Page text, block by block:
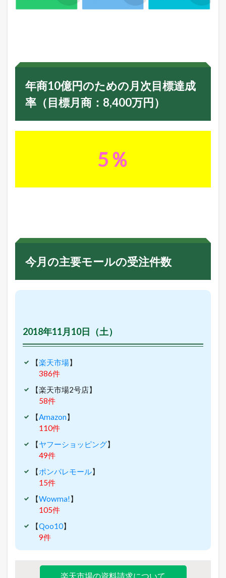
年商10億円のための月次目標達成
率（目標月商：8,400万円）
5％
今月の主要モールの受注件数
2018年11月10日（土）
【楽天市場】
386件
【楽天市場2号店】
58件
【Amazon】
110件
【ヤフーショッピング】
49件
【ポンパレモール】
15件
【Wowma!】
105件
【Qoo10】
9件
楽天市場の資料請求について